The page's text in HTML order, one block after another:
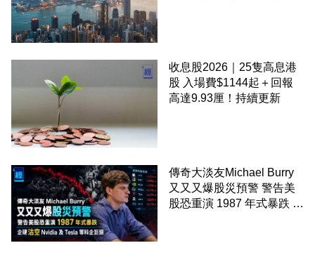
收息股2026｜25隻高息港
股 入場費$1144起＋回報
高達9.93厘！持續更新
傳奇大淡友Michael Burry
又又又爆股災預警 警告美
股恐重演 1987 年式暴跌 企